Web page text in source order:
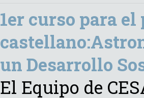
1er curso para
un Desarrollo
El Equipo de